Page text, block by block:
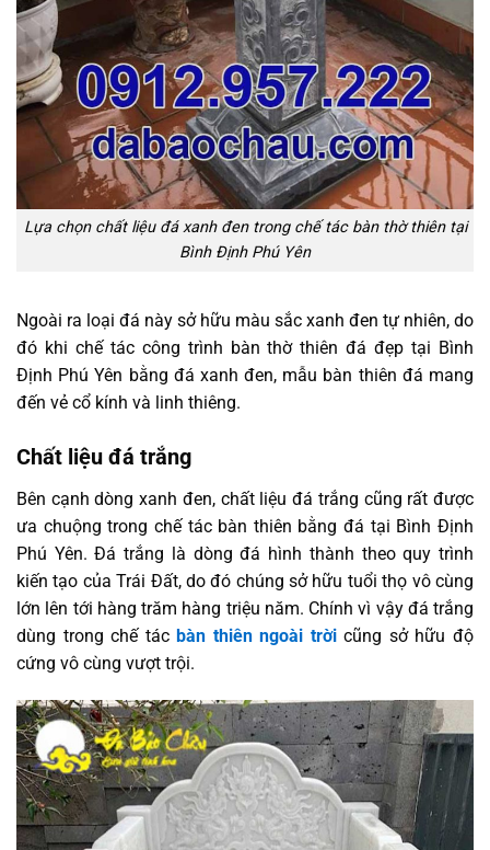
Lựa chọn chất liệu đá xanh đen trong chế tác bàn thờ thiên tại
Bình Định Phú Yên
Ngoài ra loại đá này sở hữu màu sắc xanh đen tự nhiên, do
đó khi chế tác công trình bàn thờ thiên đá đẹp tại Bình
Định Phú Yên bằng đá xanh đen, mẫu bàn thiên đá mang
đến vẻ cổ kính và linh thiêng.
Chất liệu đá trắng
Bên cạnh dòng xanh đen, chất liệu đá trắng cũng rất được
ưa chuộng trong chế tác bàn thiên bằng đá tại Bình Định
Phú Yên. Đá trắng là dòng đá hình thành theo quy trình
kiến tạo của Trái Đất, do đó chúng sở hữu tuổi thọ vô cùng
lớn lên tới hàng trăm hàng triệu năm. Chính vì vậy đá trắng
dùng trong chế tácbàn thiên ngoài trờicũng sở hữu độ
cứng vô cùng vượt trội.